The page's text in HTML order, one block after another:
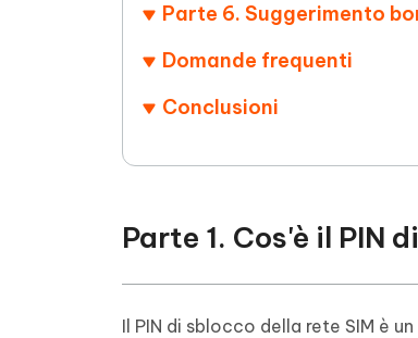
Parte 6. Suggerimento
Domande frequenti
Conclusioni
Parte 1. Cos'è il PIN
Il PIN di sblocco della rete SIM è